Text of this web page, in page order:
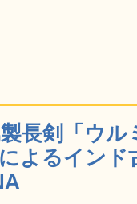
長剣「ウ
よるイン